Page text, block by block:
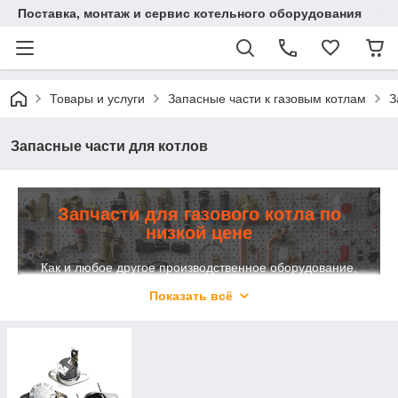
Поставка, монтаж и сервис котельного оборудования
Товары и услуги Запасные части к газовым котлам
Запасные части для котлов
Запчасти для газового котла по
низкой цене
Как и любое другое производственное оборудование,
отопительные котлы подвергаются естественному
Показать всё